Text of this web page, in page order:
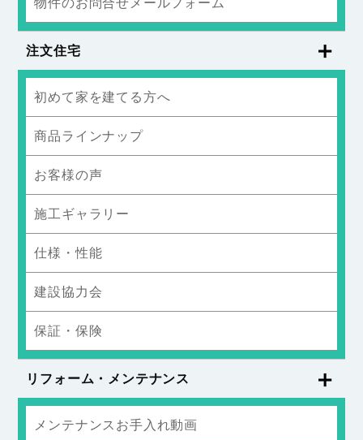
注文住宅
初めて家を建てる方へ
商品ラインナップ
お客様の声
施工ギャラリー
仕様・性能
建設協力会
保証・保険
リフォーム・メンテナンス
メンテナンスお手入れ動画